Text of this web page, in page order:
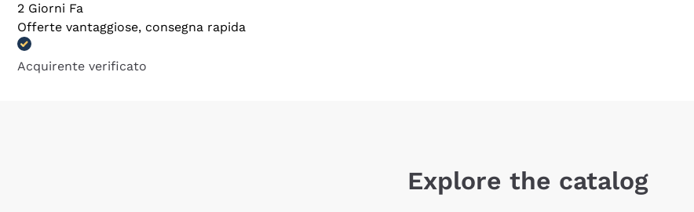
2 Giorni Fa
Offerte vantaggiose, consegna rapida
Acquirente verificato
Explore the catalog